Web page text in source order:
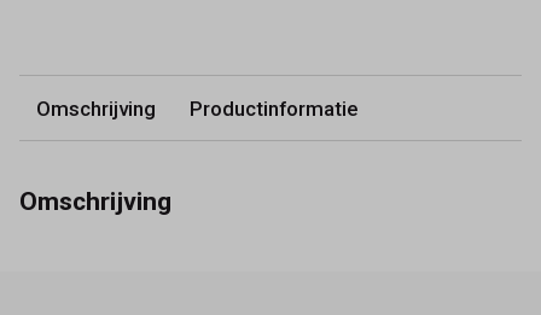
Omschrijving Productinformatie
Omschrijving